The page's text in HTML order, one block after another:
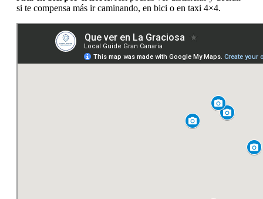
si te compensa más ir caminando, en bici o en taxi 4×4.